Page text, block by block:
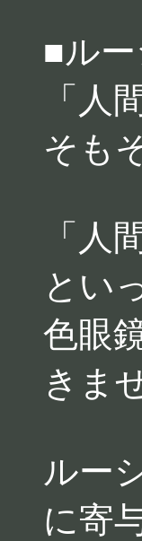
■ル
「人
そも
「人
とい
色眼
きま
ルー
に寄